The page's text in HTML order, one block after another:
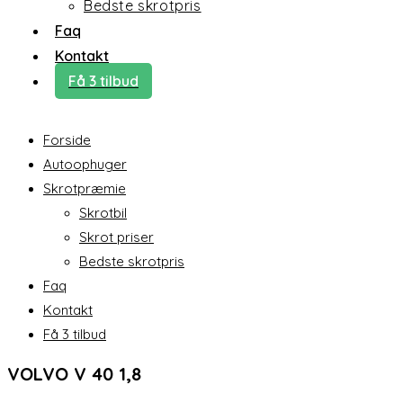
Bedste skrotpris
Faq
Kontakt
Få 3 tilbud
Forside
Autoophuger
Skrotpræmie
Skrotbil
Skrot priser
Bedste skrotpris
Faq
Kontakt
Få 3 tilbud
VOLVO V 40 1,8